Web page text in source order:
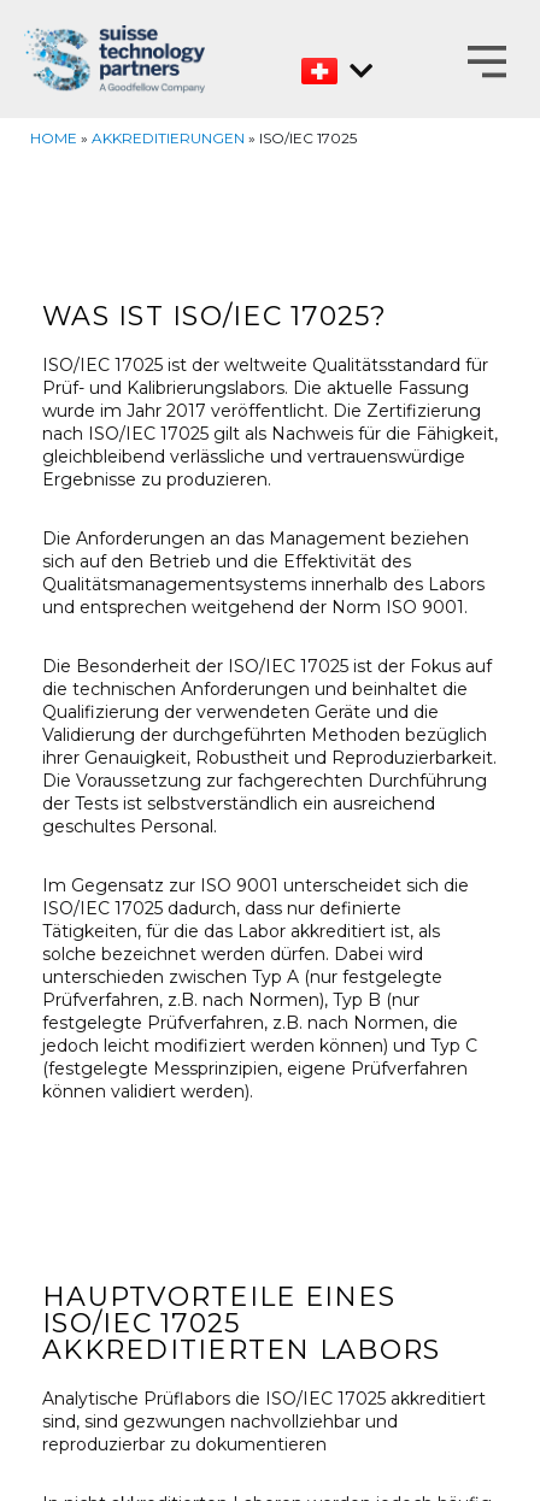
Zum
Inhalt
HOME » AKKREDITIERUNGEN » ISO/IEC 17025
WAS IST ISO/IEC 17025?
ISO/IEC 17025 ist der weltweite Qualitätsstandard für
Prüf- und Kalibrierungslabors. Die aktuelle Fassung
wurde im Jahr 2017 veröffentlicht. Die Zertifizierung
nach ISO/IEC 17025 gilt als Nachweis für die Fähigkeit,
gleichbleibend verlässliche und vertrauenswürdige
Ergebnisse zu produzieren.
Die Anforderungen an das Management beziehen
sich auf den Betrieb und die Effektivität des
Qualitätsmanagementsystems innerhalb des Labors
und entsprechen weitgehend der Norm ISO 9001.
Die Besonderheit der ISO/IEC 17025 ist der Fokus auf
die technischen Anforderungen und beinhaltet die
Qualifizierung der verwendeten Geräte und die
Validierung der durchgeführten Methoden bezüglich
ihrer Genauigkeit, Robustheit und Reproduzierbarkeit.
Die Voraussetzung zur fachgerechten Durchführung
der Tests ist selbstverständlich ein ausreichend
geschultes Personal.
Im Gegensatz zur ISO 9001 unterscheidet sich die
ISO/IEC 17025 dadurch, dass nur definierte
Tätigkeiten, für die das Labor akkreditiert ist, als
solche bezeichnet werden dürfen. Dabei wird
unterschieden zwischen Typ A (nur festgelegte
Prüfverfahren, z.B. nach Normen), Typ B (nur
festgelegte Prüfverfahren, z.B. nach Normen, die
jedoch leicht modifiziert werden können) und Typ C
(festgelegte Messprinzipien, eigene Prüfverfahren
können validiert werden).
HAUPTVORTEILE EINES
ISO/IEC 17025
AKKREDITIERTEN LABORS
Analytische Prüflabors die ISO/IEC 17025 akkreditiert
sind, sind gezwungen nachvollziehbar und
reproduzierbar zu dokumentieren